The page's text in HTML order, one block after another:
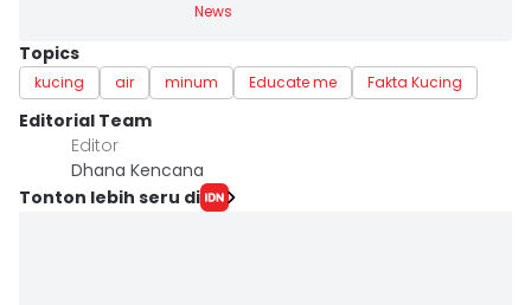
News
Topics
kucing air minum Educate me Fakta Kucing
Editorial Team
Editor
Dhana Kencana
Tonton lebih seru di